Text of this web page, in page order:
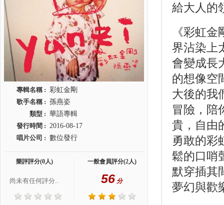
專輯名稱 : 彩虹金剛
歌手名稱 : 孫燕姿
類型 : 華語專輯
發行時間 : 2016-08-17
唱片公司 : 數位發行
樂評評分(0人)
尚未有任何評分..
一般會員評分(2人)
56 分
給大人的
《彩虹
界沾染上
會變成長
的想像空
大後的我
冒險，陪
貴，自由
勇敢的彩
鬆的口哨
默穿插其
夢幻與歡